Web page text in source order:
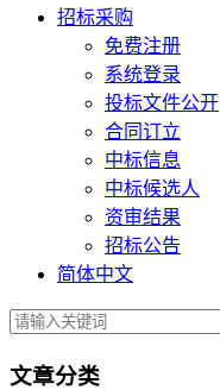
招标采购
免费注册
系统登录
投标文件公开
合同订立
中标信息
中标候选人
资审结果
招标公告
简体中文
文章分类